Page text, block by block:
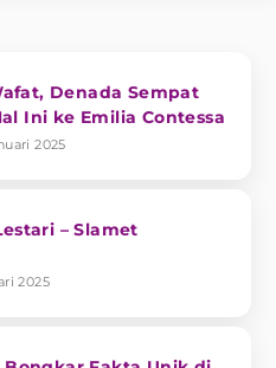
Denada Sempat
Ini ke Emilia Contessa
2025
– Slamet
2025